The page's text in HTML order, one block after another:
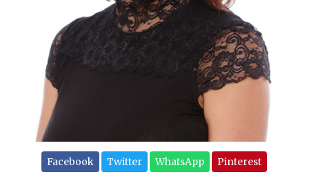
Facebook Twitter WhatsApp Pinterest